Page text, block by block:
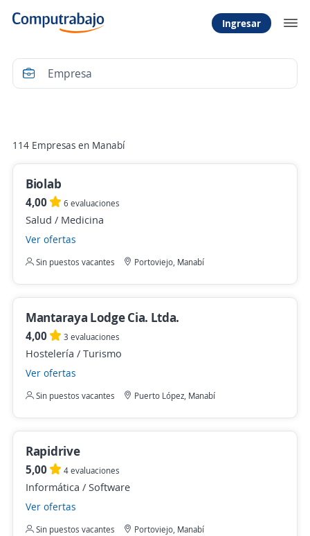
Ingresar
114 Empresas en Manabí
Biolab
4,00 6 evaluaciones
Salud / Medicina
Ver ofertas
Sin puestos vacantes Portoviejo, Manabí
Mantaraya Lodge Cia. Ltda.
4,00 3 evaluaciones
Hostelería / Turismo
Ver ofertas
Sin puestos vacantes Puerto López, Manabí
Rapidrive
5,00 4 evaluaciones
Informática / Software
Ver ofertas
Sin puestos vacantes Portoviejo, Manabí